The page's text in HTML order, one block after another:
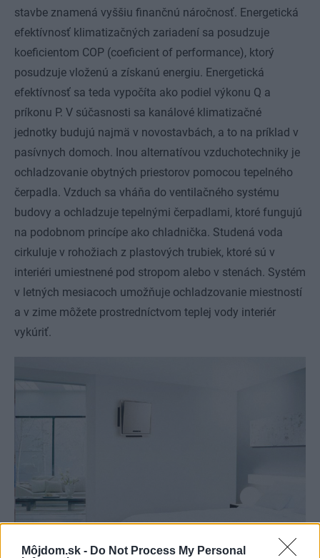
Môjdom.sk - Do Not Process My Personal
stavbe znamená vyššiu finančnú náročnosť. Energetická
efektívnosť klimatizačných zariadení sa posudzuje
koeficientom COP (coeficient of performance), ktorý
posudzuje vloženú a získanú energiu. Energetická
efektívnosť sa teda vypočíta ako podiel výkonu Q a
príkonu P. V súčasnosti sa kanálové klimatizačné
jednotky budujú najmä v novostavbách, a to na príklad v
pasívnych domoch. Inou alternatívou vzduchotechniky je
ochladzovanie obytných priestorov pomocou tepelného
čerpadla. Vzduch sa vháňa do ventilačného systému
budovy a ochladzuje tepelnými čerpadlami, ktoré fungujú
na podobnom princípe ako chladnička. Studená voda
cirkuluje v rohožiach z plastových trubiek, ktoré sú v
interiéri umiestnené pod stropom alebo v stenách. Systém
v letných mesiacoch umožňuje ochladzovanie miestností
a v zime môžete prostredníctvom teplej vody interiér
vykúriť.